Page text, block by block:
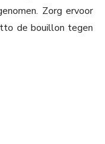
Zorg ervoor
de bouillon tegen